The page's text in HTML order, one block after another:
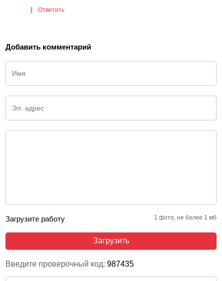
Ответить
Добавить комментарий
Загрузите работу
Загрузить
1 фото, не более 1 мб
Введите проверочный код:987435